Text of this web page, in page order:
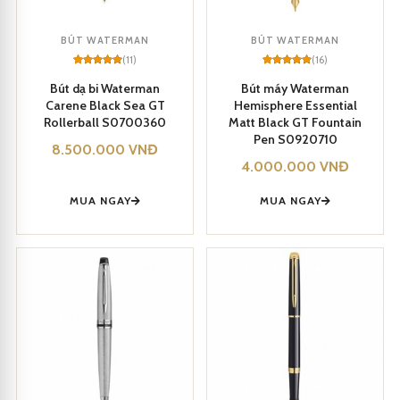
Thân bút được chế tác từ chất liệu cao cấp, tạo cảm giác mạnh
mẽ và độ bền lâu dài.
sắc sảo và mượt mà trên giấy.
BÚT WATERMAN
out of 5
based on
customer
(11)
Bút dạ bi Waterman
Carene Black Sea GT
Rollerball S0700360
8.500.000 VNĐ
MUA NGAY
BÚT WATERMAN
out of 5
based on
customer
ratings
(16)
Bút máy Waterman
Hemisphere Essential
Matt Black GT Fountain
Pen S0920710
4.000.000 VNĐ
MUA NGAY